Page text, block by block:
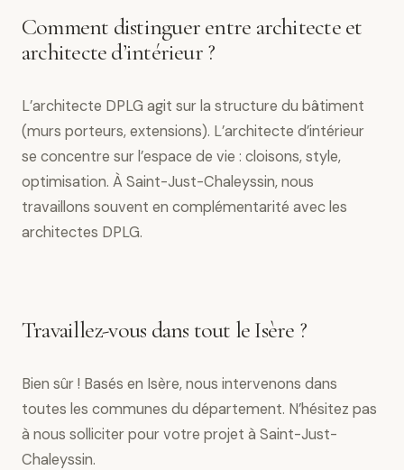
Comment distinguer entre architecte et
architecte d’intérieur ?
L’architecte DPLG agit sur la structure du bâtiment
(murs porteurs, extensions). L’architecte d’intérieur
se concentre sur l’espace de vie : cloisons, style,
optimisation. À Saint-Just-Chaleyssin, nous
travaillons souvent en complémentarité avec les
architectes DPLG.
Travaillez-vous dans tout le Isère ?
Bien sûr ! Basés en Isère, nous intervenons dans
toutes les communes du département. N’hésitez pas
à nous solliciter pour votre projet à Saint-Just-
Chaleyssin.